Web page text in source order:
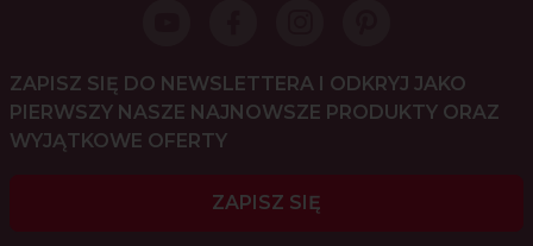
ZAPISZ SIĘ DO NEWSLETTERA I ODKRYJ JAKO
PIERWSZY NASZE NAJNOWSZE PRODUKTY ORAZ
WYJĄTKOWE OFERTY
ZAPISZ SIĘ